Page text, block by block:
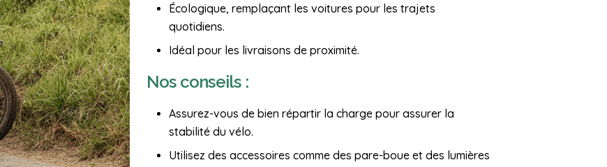
Écologique, remplaçant les voitures pour les trajets
quotidiens.
Idéal pour les livraisons de proximité.
Nos conseils :
Assurez-vous de bien répartir la charge pour assurer la
stabilité du vélo.
Utilisez des accessoires comme des pare-boue et des lumières